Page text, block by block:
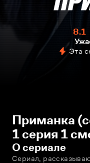
8.1
Эта
Приманка
1 серия 1
О сериале
Сериал,